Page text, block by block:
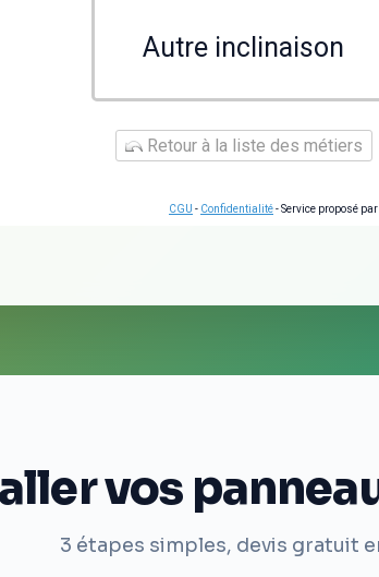
Autre inclinaison
Retour à la liste des métiers
CGU - Confidentialité- Service proposé par
vos
3 étapes simples, devis gratuit